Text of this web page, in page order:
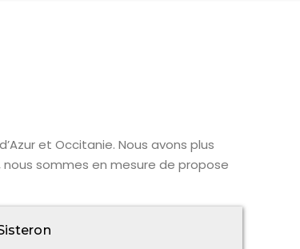
et Occitanie. Nous avons plus
sommes en mesure de propose